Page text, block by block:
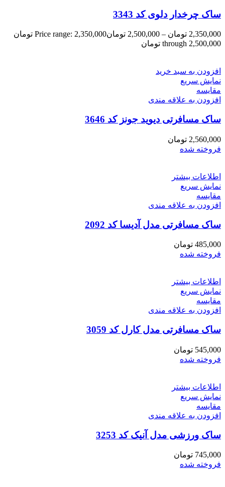
ساک چرخدار دلوی کد 3343
2,350,000 تومان –
2,500,000 تومان
Price range: 2,350,000 تومان
through 2,500,000 تومان
افزودن به سبد خرید
نمایش سریع
مقايسه
افزودن به علاقه مندی
ساک مسافرتی دیوید جونز کد 3646
2,560,000 تومان
فروخته شده
اطلاعات بیشتر
نمایش سریع
مقايسه
افزودن به علاقه مندی
ساک مسافرتی مدل آدیسا کد 2092
485,000 تومان
فروخته شده
اطلاعات بیشتر
نمایش سریع
مقايسه
افزودن به علاقه مندی
ساک مسافرتی مدل کارل کد 3059
545,000 تومان
فروخته شده
اطلاعات بیشتر
نمایش سریع
مقايسه
افزودن به علاقه مندی
ساک ورزشی مدل آنیک کد 3253
745,000 تومان
فروخته شده